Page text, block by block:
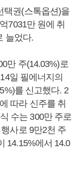
택권(스톡옵션)을
7031만 원에 취
늘었다.
만 주(14.03%)로
일 필에너지의
를 신고했다. 2
따라 신주를 취
수는 300만 주로
사로 9만2천 주
14.15%에서 14.0